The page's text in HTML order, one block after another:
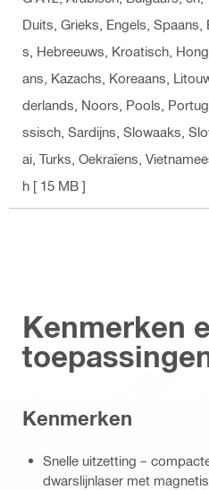
Duits, Grieks, Engels, Spaans,
s, Hebreeuws, Kroatisch,
ans, Kazachs, Koreaans,
derlands, Noors, Pools,
ssisch, Sardijns, Slowaaks,
ai, Turks, Oekraïens,
h [ 15 MB ]
Kenmerken
Kenmerken
Snelle uitzetting –
dwarslijnlaser met